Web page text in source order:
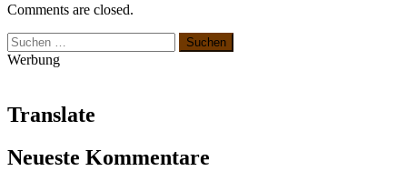
Comments are closed.
Suchen
nach:
Werbung
Translate
Neueste Kommentare